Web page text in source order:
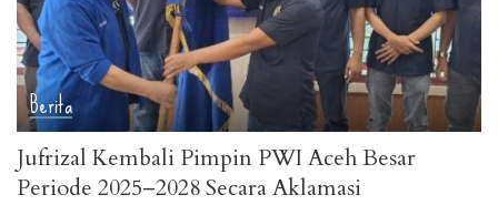
Berita
Jufrizal Kembali Pimpin PWI Aceh Besar
Periode 2025–2028 Secara Aklamasi